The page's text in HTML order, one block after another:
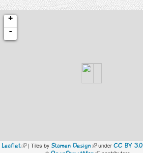
+
-
Leaflet(le
lien
| Tiles by Stamen Design(le
lien
underCC BY 3.0